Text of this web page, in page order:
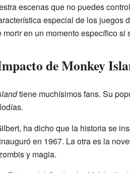
escenas que no puedes
especial de los juegos
en un momento específico
de Monkey
tiene muchísimos fans. Su
ha dicho que la historia se
en 1967. La otra es la
y magia.